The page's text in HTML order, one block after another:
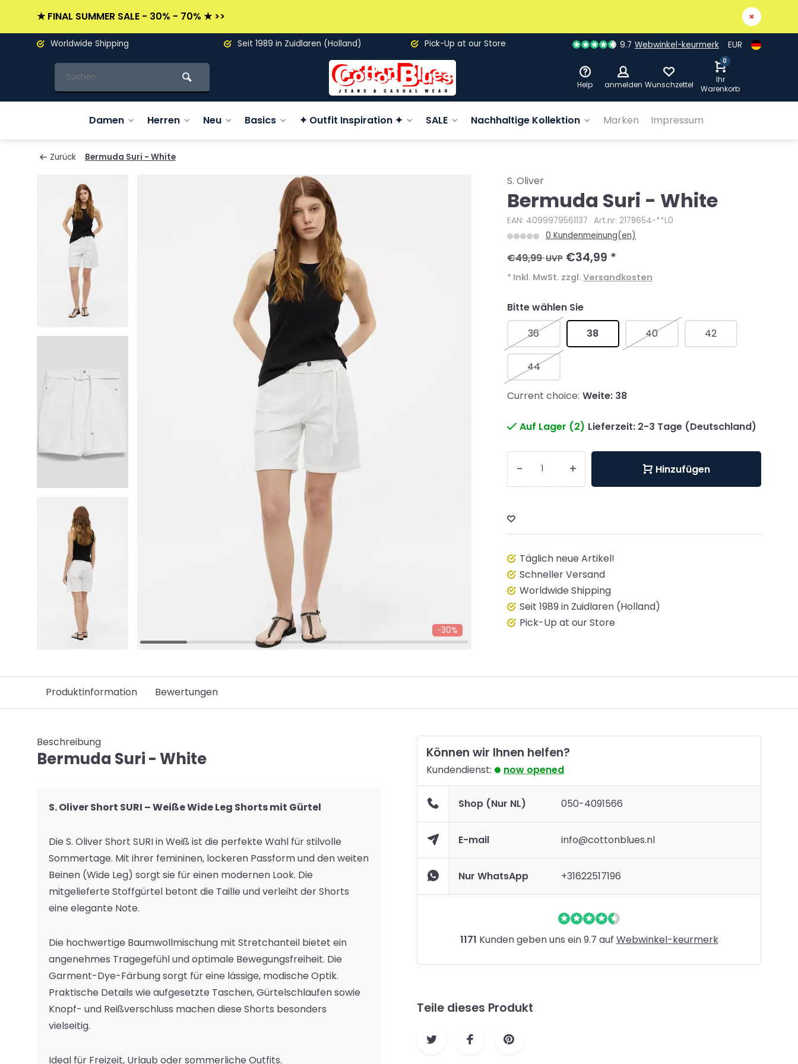
★ FINAL SUMMER SALE - 30% - 70% ★ >>
Worldwide Shipping Seit 1989 in Zuidlaren (Holland) Pick-Up at our Store 9.7 Webwinkel-keurmerk EUR
Help anmelden Wunschzettel
0
Ihr
Warenkorb
Damen Herren Neu Basics ✦ Outfit Inspiration ✦ SALE Nachhaltige Kollektion Marken Impressum
Zurück Bermuda Suri - White
-30%
S. Oliver
Bermuda Suri - White
EAN: 4099979561137 Art.nr: 2178654-**L0
0 Kundenmeinung(en)
€49,99UVP €34,99 *
* Inkl. MwSt. zzgl. Versandkosten
Bitte wählen Sie
36
38 40 42
44
Current choice: Weite: 38
Auf Lager (2) Lieferzeit: 2-3 Tage (Deutschland)
- + Hinzufügen
Täglich neue Artikel!
Schneller Versand
Worldwide Shipping
Seit 1989 in Zuidlaren (Holland)
Pick-Up at our Store
Produktinformation Bewertungen
Beschreibung
Bermuda Suri - White
S. Oliver Short SURI – Weiße Wide Leg Shorts mit Gürtel
Die S. Oliver Short SURI in Weiß ist die perfekte Wahl für stilvolle
Sommertage. Mit ihrer femininen, lockeren Passform und den weiten
Beinen (Wide Leg) sorgt sie für einen modernen Look. Die
mitgelieferte Stoffgürtel betont die Taille und verleiht der Shorts
eine elegante Note.
Die hochwertige Baumwollmischung mit Stretchanteil bietet ein
angenehmes Tragegefühl und optimale Bewegungsfreiheit. Die
Garment-Dye-Färbung sorgt für eine lässige, modische Optik.
Praktische Details wie aufgesetzte Taschen, Gürtelschlaufen sowie
Knopf- und Reißverschluss machen diese Shorts besonders
vielseitig.
Ideal für Freizeit, Urlaub oder sommerliche Outfits.
Können wir Ihnen helfen?
Kundendienst: now opened
Shop (Nur NL) 050-4091566
E-mail info@cottonblues.nl
Nur WhatsApp +31622517196
1171 Kunden geben uns ein 9.7 auf Webwinkel-keurmerk
Teile dieses Produkt